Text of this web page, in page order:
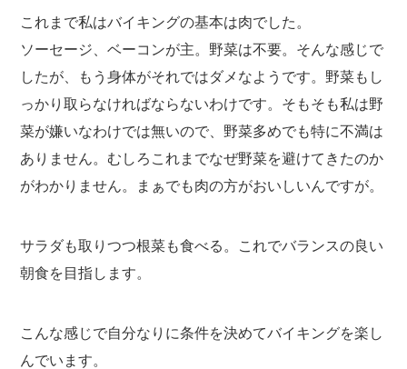
これまで私はバイキングの基本は肉でした。
ソーセージ、ベーコンが主。野菜は不要。そんな感じで
したが、もう身体がそれではダメなようです。野菜もし
っかり取らなければならないわけです。そもそも私は野
菜が嫌いなわけでは無いので、野菜多めでも特に不満は
ありません。むしろこれまでなぜ野菜を避けてきたのか
がわかりません。まぁでも肉の方がおいしいんですが。
サラダも取りつつ根菜も食べる。これでバランスの良い
朝食を目指します。
こんな感じで自分なりに条件を決めてバイキングを楽し
んでいます。